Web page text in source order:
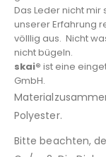
Das Leder nicht
unserer Erfahrung
völllig aus. Nicht
nicht bügeln.
skai® ist eine
GmbH.
Polyester.
Bitte beachten,